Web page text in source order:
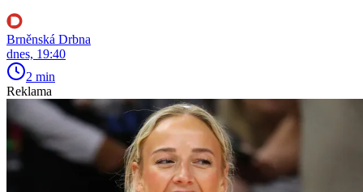
Brněnská Drbna
dnes, 19:40
2 min
Reklama